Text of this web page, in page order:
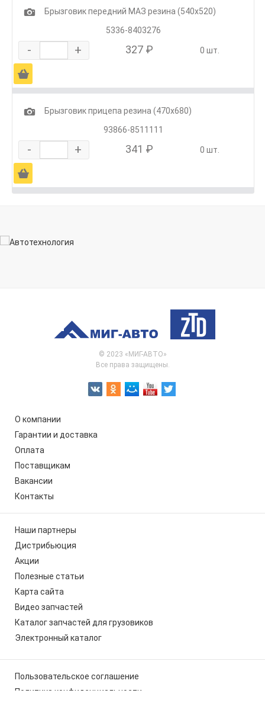
1
Брызговик передний МАЗ резина (540х520)
5336-8403276
- + 327 ₽ 0 шт.
Ä
1
Брызговик прицепа резина (470х680)
93866-8511111
- + 341 ₽ 0 шт.
Ä
© 2023 «МИГ-АВТО»
Все права защищены.
О компании
Гарантии и доставка
Оплата
Поставщикам
Вакансии
Контакты
Наши партнеры
Дистрибьюция
Акции
Полезные статьи
Карта сайта
Видео запчастей
Каталог запчастей для грузовиков
Электронный каталог
Пользовательское соглашение
Политика конфиденциальности